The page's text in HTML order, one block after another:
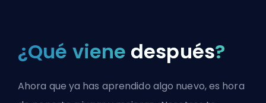
¿Qué viene después?
Ahora que ya has aprendido algo nuevo, es hora